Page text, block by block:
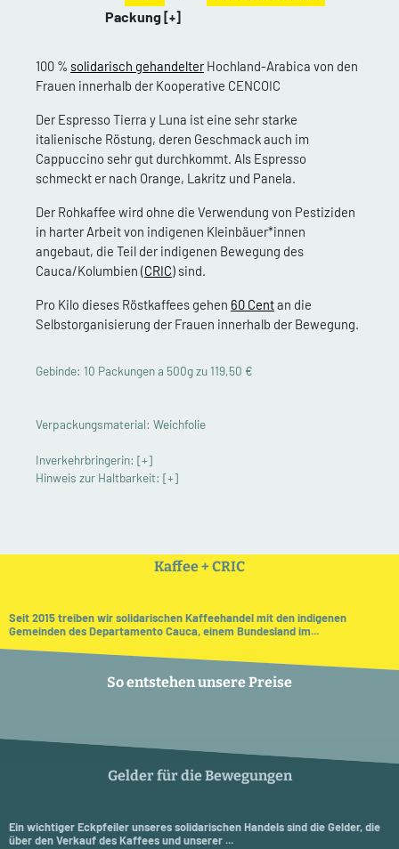
Packung [+]
100 % solidarisch gehandelter Hochland-Arabica von den
Frauen innerhalb der Kooperative CENCOIC
Der Espresso Tierra y Luna ist eine sehr starke
italienische Röstung, deren Geschmack auch im
Cappuccino sehr gut durchkommt. Als Espresso
schmeckt er nach Orange, Lakritz und Panela.
Der Rohkaffee wird ohne die Verwendung von Pestiziden
in harter Arbeit von indigenen Kleinbäuer*innen
angebaut, die Teil der indigenen Bewegung des
Cauca/Kolumbien (CRIC) sind.
Pro Kilo dieses Röstkaffees gehen 60 Centan die
Selbstorganisierung der Frauen innerhalb der Bewegung.
Gebinde: 10 Packungen a 500g zu 119,50 €
Verpackungsmaterial: Weichfolie
Inverkehrbringerin: [+]
Hinweis zur Haltbarkeit: [+]
Kaffee + CRIC
Seit 2015 treiben wir solidarischen Kaffeehandel mit den indigenen
Gemeinden des Departamento Cauca, einem Bundesland im...
So entstehen unsere Preise
Gelder für die Bewegungen
Ein wichtiger Eckpfeiler unseres solidarischen Handels sind die Gelder, die
über den Verkauf des Kaffees und unserer ...